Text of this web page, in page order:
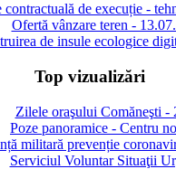
de execuție -
Ofertă vânzare teren -
de insule ecologice
Top vizualizări
Zilele oraşului Comăneşti -
Poze panoramice - Centru
militară prevenție
Serviciul Voluntar Situaţii